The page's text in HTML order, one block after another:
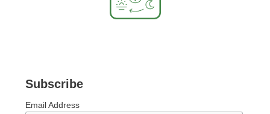
Subscribe
Email Address